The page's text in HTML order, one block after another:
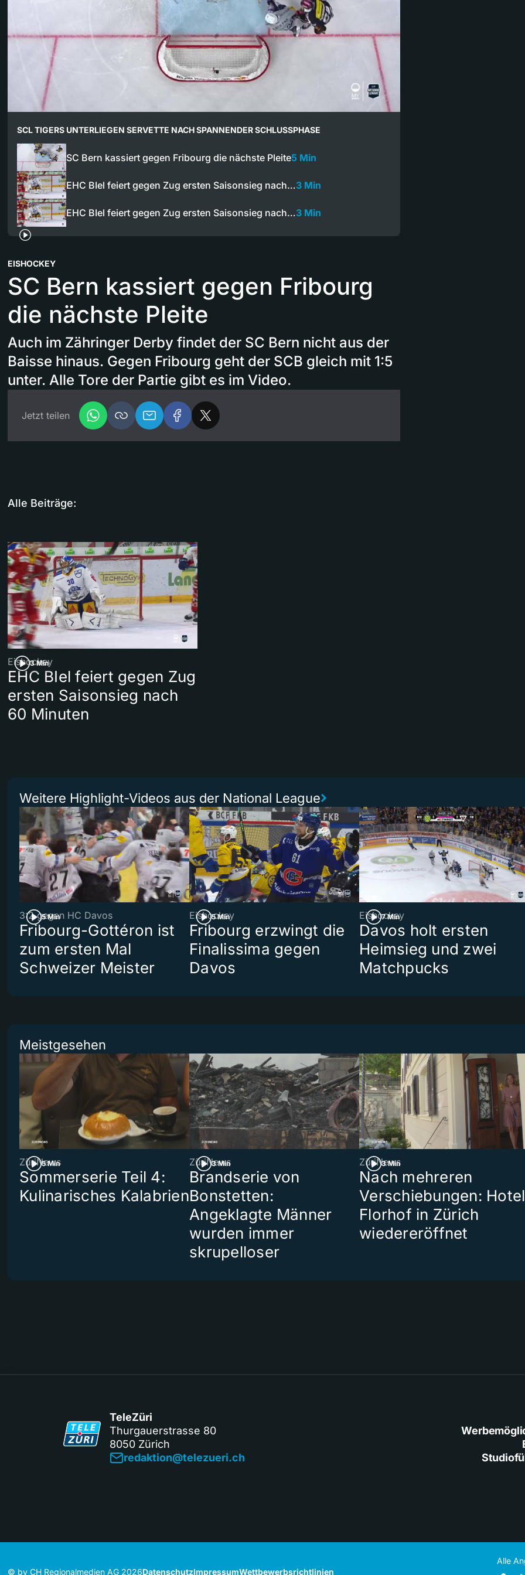
SCL TIGERS UNTERLIEGEN SERVETTE NACH SPANNENDER SCHLUSSPHASE
SC Bern kassiert gegen Fribourg die nächste Pleite5 Min
EHC BIel feiert gegen Zug ersten Saisonsieg nach…3 Min
EHC BIel feiert gegen Zug ersten Saisonsieg nach…3 Min
EISHOCKEY
SC Bern kassiert gegen Fribourg
die nächste Pleite
Auch im Zähringer Derby findet der SC Bern nicht aus der
Baisse hinaus. Gegen Fribourg geht der SCB gleich mit 1:5
unter. Alle Tore der Partie gibt es im Video.
Jetzt teilen
Alle Beiträge:
3 Min
Eishockey
EHC BIel feiert gegen Zug
ersten Saisonsieg nach
60 Minuten
Weitere Highlight-Videos aus der National League
5 Min
3:2 gegen HC Davos
Fribourg-Gottéron ist
zum ersten Mal
Schweizer Meister
5 Min
Eishockey
Fribourg erzwingt die
Finalissima gegen
Davos
7 Min
Eishockey
Davos holt ersten
Heimsieg und zwei
Matchpucks
Meistgesehen
5 Min
ZüriNews
Sommerserie Teil 4:
Kulinarisches Kalabrien
3 Min
ZüriNews
Brandserie von
Bonstetten:
Angeklagte Männer
wurden immer
skrupelloser
3 Min
ZüriNews
Nach mehreren
Verschiebungen: Hotel
Florhof in Zürich
wiedereröffnet
TeleZüri
Thurgauerstrasse 80
8050 Zürich
redaktion@telezueri.ch
© by CH Regionalmedien AG 2026DatenschutzImpressumWettbewerbsrichtlinien
Alle